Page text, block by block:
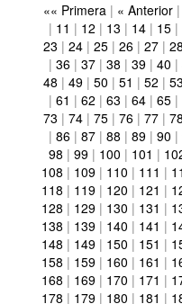
«« Primera | « Anterior |
| 11 | 12 | 13 | 14 | 15 |
23 | 24 | 25 | 26 | 27 | 28
| 36 | 37 | 38 | 39 | 40 |
48 | 49 | 50 | 51 | 52 | 53
| 61 | 62 | 63 | 64 | 65 |
73 | 74 | 75 | 76 | 77 | 78
| 86 | 87 | 88 | 89 | 90 |
98 | 99 | 100 | 101 |
108 | 109 | 110 | 111 |
118 | 119 | 120 | 121 |
128 | 129 | 130 | 131 |
138 | 139 | 140 | 141 |
148 | 149 | 150 | 151 |
158 | 159 | 160 | 161 |
168 | 169 | 170 | 171 |
178 | 179 | 180 | 181 |